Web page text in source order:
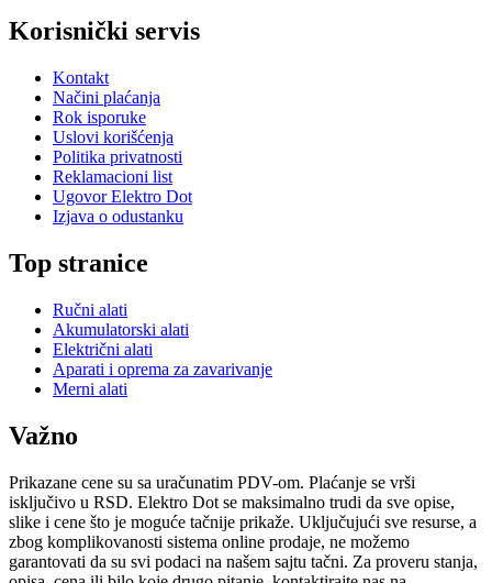
Korisnički servis
Kontakt
Načini plaćanja
Rok isporuke
Uslovi korišćenja
Politika privatnosti
Reklamacioni list
Ugovor Elektro Dot
Izjava o odustanku
Top stranice
Ručni alati
Akumulatorski alati
Električni alati
Aparati i oprema za zavarivanje
Merni alati
Važno
Prikazane cene su sa uračunatim PDV-om. Plaćanje se vrši
isključivo u RSD. Elektro Dot se maksimalno trudi da sve opise,
slike i cene što je moguće tačnije prikaže. Uključujući sve resurse, a
zbog komplikovanosti sistema online prodaje, ne možemo
garantovati da su svi podaci na našem sajtu tačni. Za proveru stanja,